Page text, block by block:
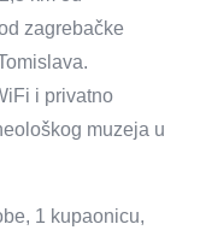
zagrebačke
i privatno
muzeja u
1 kupaonicu,